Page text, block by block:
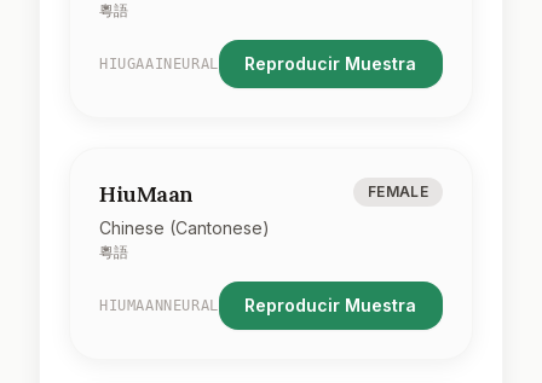
粵語
HIUGAAINEURAL Reproducir Muestra
HiuMaan
Chinese (Cantonese)
粵語
FEMALE
HIUMAANNEURAL Reproducir Muestra